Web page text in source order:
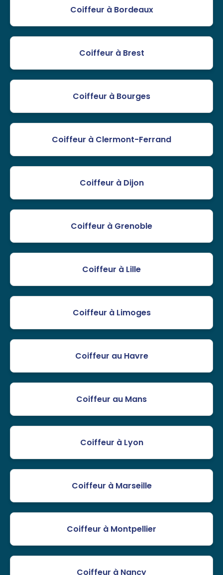
Coiffeur à Bordeaux
Coiffeur à Brest
Coiffeur à Bourges
Coiffeur à Clermont-Ferrand
Coiffeur à Dijon
Coiffeur à Grenoble
Coiffeur à Lille
Coiffeur à Limoges
Coiffeur au Havre
Coiffeur au Mans
Coiffeur à Lyon
Coiffeur à Marseille
Coiffeur à Montpellier
Coiffeur à Nancy